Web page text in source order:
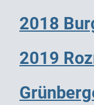
2018
2019